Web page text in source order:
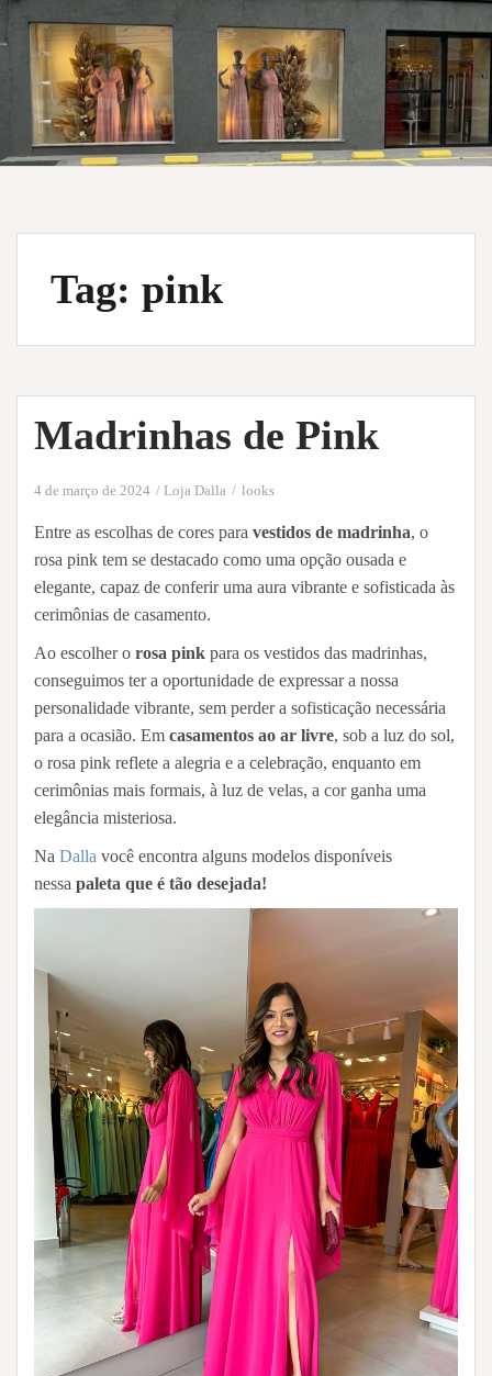
Tag: pink
Madrinhas de Pink
4 de março de 2024 Loja Dalla looks
Entre as escolhas de cores para vestidos de madrinha, o
rosa pink tem se destacado como uma opção ousada e
elegante, capaz de conferir uma aura vibrante e sofisticada às
cerimônias de casamento.
Ao escolher o rosa pink para os vestidos das madrinhas,
conseguimos ter a oportunidade de expressar a nossa
personalidade vibrante, sem perder a sofisticação necessária
para a ocasião. Em casamentos ao ar livre, sob a luz do sol,
o rosa pink reflete a alegria e a celebração, enquanto em
cerimônias mais formais, à luz de velas, a cor ganha uma
elegância misteriosa.
Na Dalla você encontra alguns modelos disponíveis
nessa paleta que é tão desejada!